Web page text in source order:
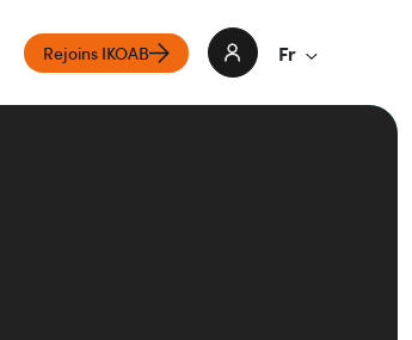
Rejoins IKOAB Fr